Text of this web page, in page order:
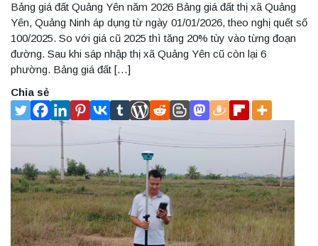
Bảng giá đất Quảng Yên năm 2026 Bảng giá đất thị xã Quảng
Yên, Quảng Ninh áp dụng từ ngày 01/01/2026, theo nghị quết số
100/2025. So với giá cũ 2025 thì tăng 20% tùy vào từng đoạn
đường. Sau khi sáp nhập thị xã Quảng Yên cũ còn lại 6
phường. Bảng giá đất […]
Chia sẻ